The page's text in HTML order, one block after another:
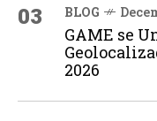
03 BLOG
GAME se
2026